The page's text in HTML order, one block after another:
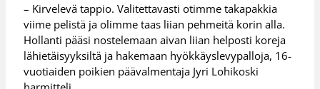
– Kirvelevä tappio. Valitettavasti otimme takapakkia
viime pelistä ja olimme taas liian pehmeitä korin alla.
Hollanti pääsi nostelemaan aivan liian helposti koreja
lähietäisyyksiltä ja hakemaan hyökkäyslevypalloja, 16-
vuotiaiden poikien päävalmentaja Jyri Lohikoski